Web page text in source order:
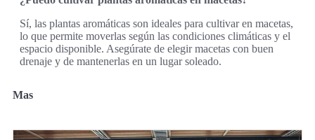
Sí, las plantas aromáticas son ideales para cultivar en macetas,
lo que permite moverlas según las condiciones climáticas y el
espacio disponible. Asegúrate de elegir macetas con buen
drenaje y de mantenerlas en un lugar soleado.
Mas